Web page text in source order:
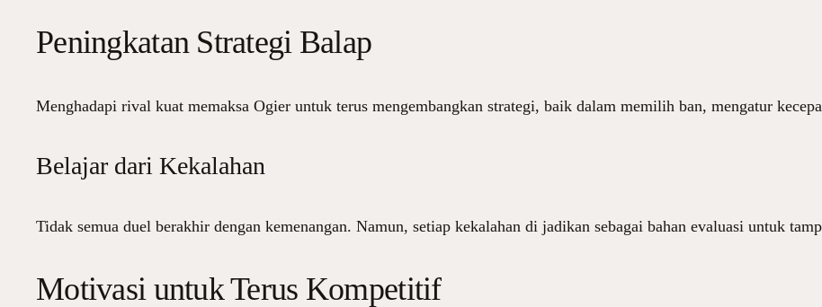
Peningkatan Strategi Balap
Menghadapi rival kuat memaksa Ogier untuk terus mengembangkan strategi, baik dalam memilih ban, mengatur
Belajar dari Kekalahan
Tidak semua duel berakhir dengan kemenangan. Namun, setiap kekalahan di jadikan sebagai bahan evaluasi untuk
Motivasi untuk Terus Kompetitif